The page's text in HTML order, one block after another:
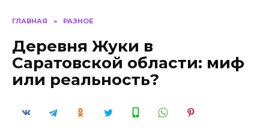
ГЛАВНАЯ » РАЗНОЕ
Деревня Жуки в
Саратовской области: миф
или реальность?